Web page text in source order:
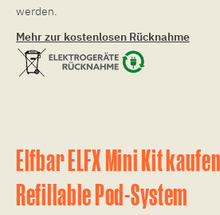
werden.
Mehr zur kostenlosen Rücknahme
Elfbar ELFX Mini Kit
Refillable Pod-System